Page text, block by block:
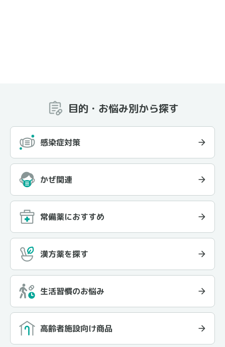
目的・お悩み別から探す
感染症対策
かぜ関連
常備薬におすすめ
漢方薬を探す
生活習慣のお悩み
高齢者施設向け商品